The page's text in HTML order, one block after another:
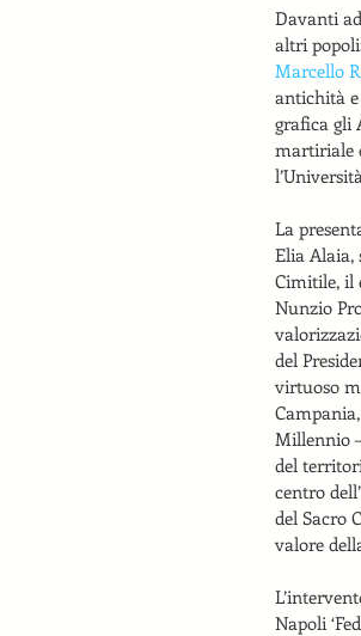
Davanti
altri
Marcello
antichità
grafica gli
martiriale
La
Elia Alaia,
Cimitile, il
Nunzio
del
virtuoso
Millennio
del
centro
del Sacro
valore
Napoli